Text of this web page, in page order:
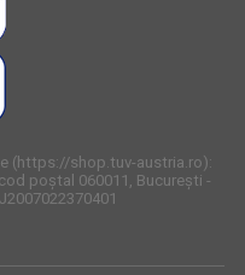
(https://shop.tuv-austria.ro):
poștal 060011, București -